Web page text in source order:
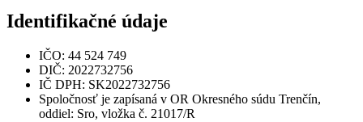
Identifikačné údaje
IČO: 44 524 749
DIČ: 2022732756
IČ DPH: SK2022732756
Spoločnosť je zapísaná v OR Okresného súdu Trenčín,
oddiel: Sro, vložka č. 21017/R